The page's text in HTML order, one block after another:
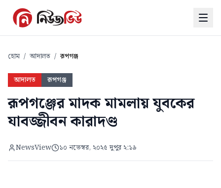
হোম / আদালত / রূপগঞ্জ
আদালত রূপগঞ্জ
রূপগঞ্জের মাদক মামলায় যুবকের
যাবজ্জীবন কারাদণ্ড
NewsView ১০ নভেম্বর, ২০২৫ দুপুর ২:১৯